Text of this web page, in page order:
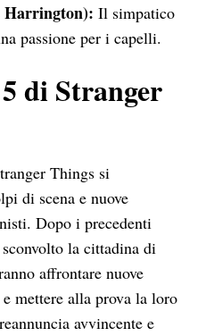
Harrington): Il simpatico
passione per i capelli.
di Stranger
Things si
di scena e nuove
Dopo i precedenti
la cittadina di
affrontare nuove
mettere alla prova la loro
avvincente e